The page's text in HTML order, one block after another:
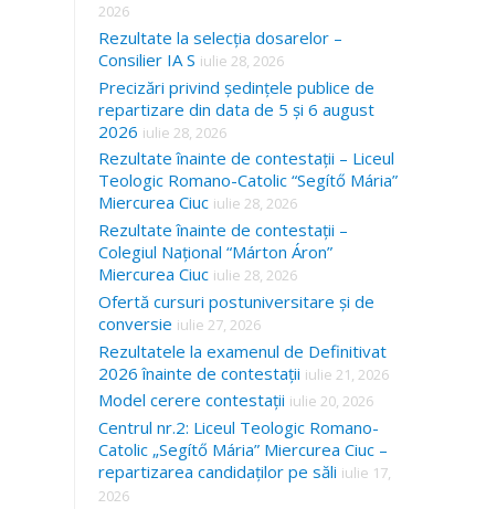
2026
Rezultate la selecția dosarelor –
Consilier IA S iulie 28, 2026
Precizări privind ședințele publice de
repartizare din data de 5 și 6 august
2026 iulie 28, 2026
Rezultate înainte de contestații – Liceul
Teologic Romano-Catolic “Segítő Mária”
Miercurea Ciuc iulie 28, 2026
Rezultate înainte de contestații –
Colegiul Național “Márton Áron”
Miercurea Ciuc iulie 28, 2026
Ofertă cursuri postuniversitare și de
conversie iulie 27, 2026
Rezultatele la examenul de Definitivat
2026 înainte de contestații iulie 21, 2026
Model cerere contestații iulie 20, 2026
Centrul nr.2: Liceul Teologic Romano-
Catolic „Segítő Mária” Miercurea Ciuc –
repartizarea candidaților pe săli iulie 17,
2026